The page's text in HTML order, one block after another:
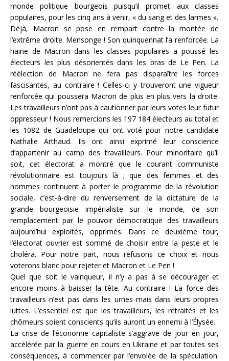
monde politique bourgeois puisqu’il promet aux classes
populaires, pour les cinq ans à venir, « du sang et des larmes ».
Déjà, Macron se pose en rempart contre la montée de
l’extrême droite. Mensonge ! Son quinquennat l’a renforcée. La
haine de Macron dans les classes populaires a poussé les
électeurs les plus désorientés dans les bras de Le Pen. La
réélection de Macron ne fera pas disparaître les forces
fascisantes, au contraire ! Celles-ci y trouveront une vigueur
renforcée qui poussera Macron de plus en plus vers la droite.
Les travailleurs n’ont pas à cautionner par leurs votes leur futur
oppresseur ! Nous remercions les 197 184 électeurs au total et
les 1082 de Guadeloupe qui ont voté pour notre candidate
Nathalie Arthaud. Ils ont ainsi exprimé leur conscience
d’appartenir au camp des travailleurs. Pour minoritaire qu’il
soit, cet électorat a montré que le courant communiste
révolutionnaire est toujours là ; que des femmes et des
hommes continuent à porter le programme de la révolution
sociale, c’est-à-dire du renversement de la dictature de la
grande bourgeoisie impérialiste sur le monde, de son
remplacement par le pouvoir démocratique des travailleurs
aujourd’hui exploités, opprimés. Dans ce deuxième tour,
l’électorat ouvrier est sommé de choisir entre la peste et le
choléra. Pour notre part, nous refusons ce choix et nous
voterons blanc pour rejeter et Macron et Le Pen !
Quel que soit le vainqueur, il n’y a pas à se décourager et
encore moins à baisser la tête. Au contraire ! La force des
travailleurs n’est pas dans les urnes mais dans leurs propres
luttes. L’essentiel est que les travailleurs, les retraités et les
chômeurs soient conscients qu’ils auront un ennemi à l’Élysée.
La crise de l’économie capitaliste s’aggrave de jour en jour,
accélérée par la guerre en cours en Ukraine et par toutes ses
conséquences, à commencer par l’envolée de la spéculation.